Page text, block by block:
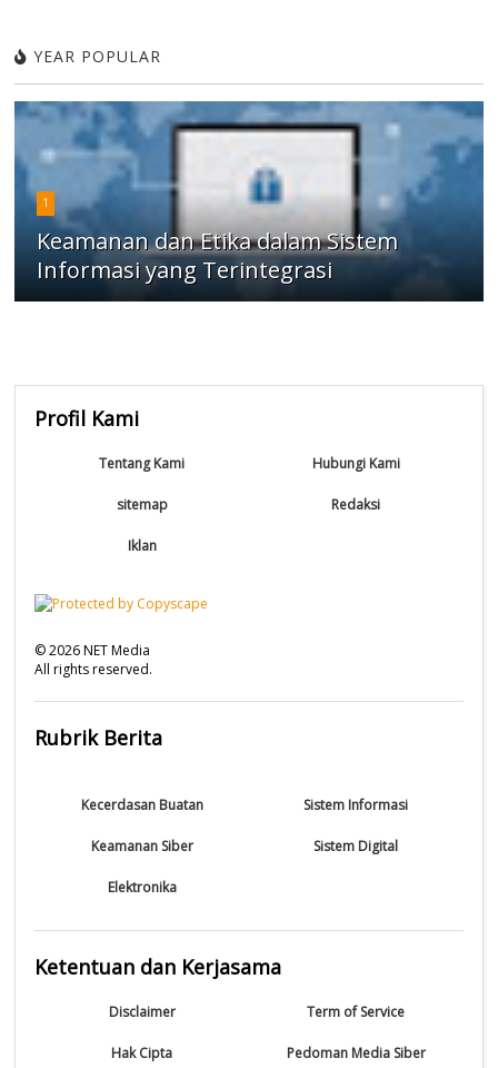
YEAR POPULAR
1
Keamanan dan Etika dalam Sistem
Informasi yang Terintegrasi
Profil Kami
Tentang Kami Hubungi Kami
sitemap Redaksi
Iklan
©2026NET Media
All rights reserved.
Rubrik Berita
Kecerdasan Buatan Sistem Informasi
Keamanan Siber Sistem Digital
Elektronika
Ketentuan dan Kerjasama
Disclaimer Term of Service
Hak Cipta Pedoman Media Siber